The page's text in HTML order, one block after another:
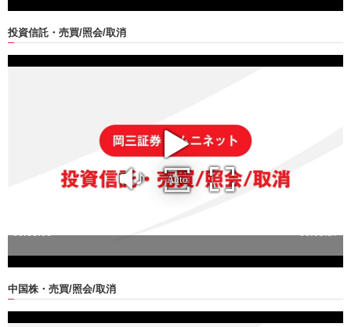
投資信託・売買/照会/取消
中国株・ 売買/照会/取消